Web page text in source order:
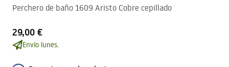
Perchero de baño 1609 Aristo Cobre cepillado
29,00 €
Envío lunes.